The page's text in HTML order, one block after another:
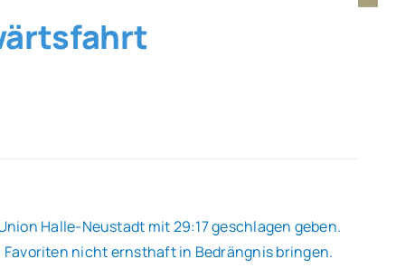
Halle-Neustadt mit 29:17 geschlagen geben.
nicht ernsthaft in Bedrängnis bringen.